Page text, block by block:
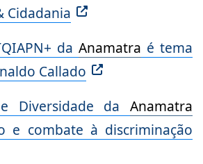
Cidadania
da Anamatra é tema
Callado
Diversidade da Anamatra
e combate à discriminação